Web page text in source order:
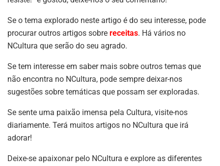
Se o tema explorado neste artigo é do seu interesse, pode
procurar outros artigos sobre receitas. Há vários no
NCultura que serão do seu agrado.
Se tem interesse em saber mais sobre outros temas que
não encontra no NCultura, pode sempre deixar-nos
sugestões sobre temáticas que possam ser exploradas.
Se sente uma paixão imensa pela Cultura, visite-nos
diariamente. Terá muitos artigos no NCultura que irá
adorar!
Deixe-se apaixonar pelo NCultura e explore as diferentes